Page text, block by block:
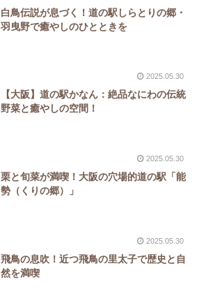
白鳥伝説が息づく！道の駅しらとりの郷・
羽曳野で癒やしのひとときを
2025.05.30
【大阪】道の駅かなん：絶品なにわの伝統
野菜と癒やしの空間！
2025.05.30
栗と旬菜が満喫！大阪の穴場的道の駅「能
勢（くりの郷）」
2025.05.30
飛鳥の息吹！近つ飛鳥の里太子で歴史と自
然を満喫